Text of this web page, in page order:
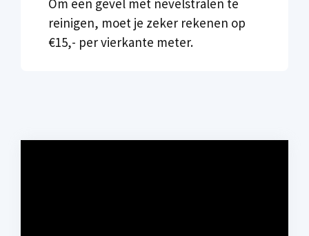
reinigen, moet je zeker rekenen op
€15,- per vierkante meter.